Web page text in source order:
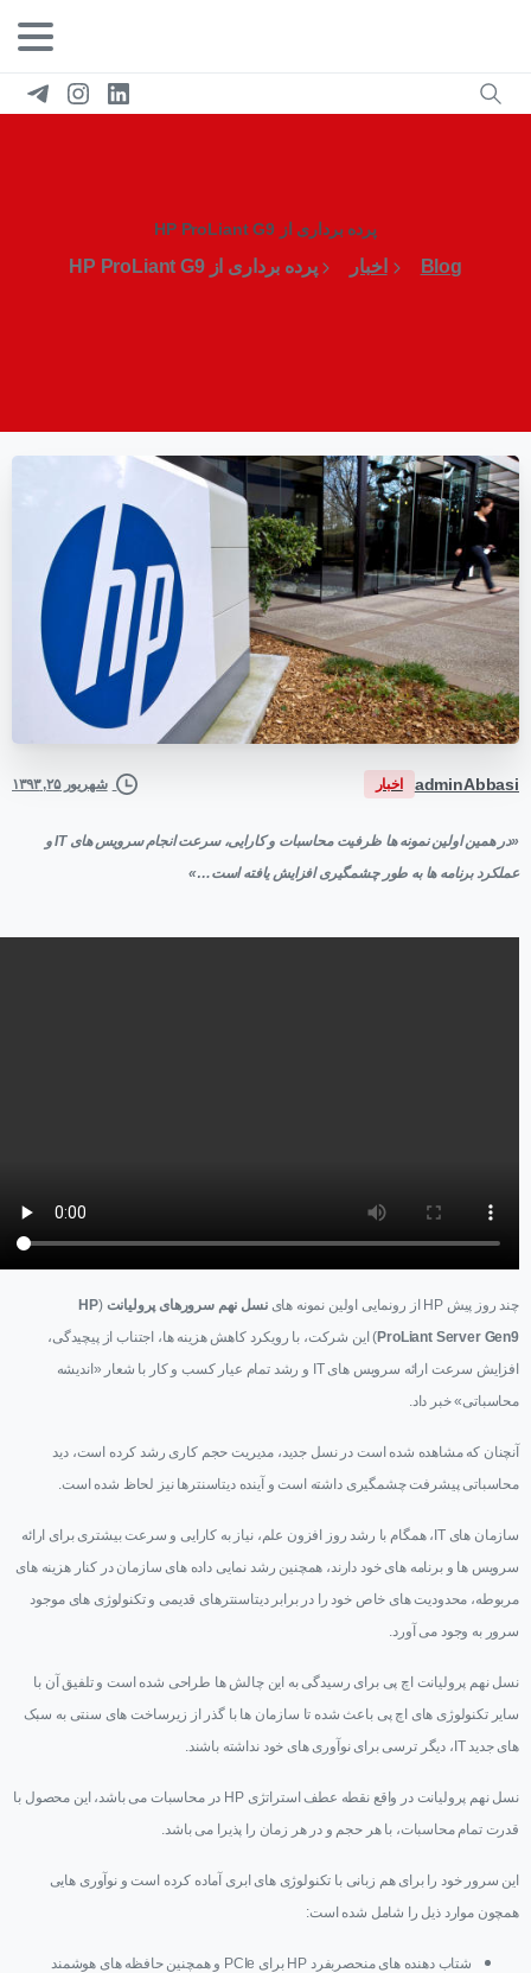
پرده برداری از HP ProLiant G9
Blog اخبار پرده برداری از HP ProLiant G9
adminAbbasi اخبار شهریور ۲۵, ۱۳۹۳
«در همین اولین نمونه ها ظرفیت محاسبات و کارایی، سرعت انجام سرویس های IT و
عملکرد برنامه ها به طور چشمگیری افزایش یافته است…»
چند روز پیش HP از رونمایی اولین نمونه های نسل نهم سرورهای پرولیانت (
HP
ProLiant Server Gen9) این شرکت، با رویکرد کاهش هزینه ها، اجتناب از پیچیدگی،
افزایش سرعت ارائه سرویس های IT و رشد تمام عیار کسب و کار با شعار «اندیشه
محاسباتی» خبر داد.
آنچنان که مشاهده شده است در نسل جدید، مدیریت حجم کاری رشد کرده است، دید
محاسباتی پیشرفت چشمگیری داشته است و آینده دیتاسنترها نیز لحاظ شده است.
سازمان های IT، همگام با رشد روز افزون علم، نیاز به کارایی و سرعت بیشتری برای ارائه
سرویس ها و برنامه های خود دارند، همچنین رشد نمایی داده های سازمان در کنار هزینه های
مربوطه، محدودیت های خاص خود را در برابر دیتاسنترهای قدیمی و تکنولوژی های موجود
سرور به وجود می آورد.
نسل نهم پرولیانت اچ پی برای رسیدگی به این چالش ها طراحی شده است و تلفیق آن با
سایر تکنولوژی های اچ پی باعث شده تا سازمان ها با گذر از زیرساخت های سنتی به سبک
های جدید IT، دیگر ترسی برای نوآوری های خود نداشته باشند.
نسل نهم پرولیانت در واقع نقطه عطف استراتژی HP در محاسبات می باشد، این محصول با
قدرت تمام محاسبات، با هر حجم و در هر زمان را پذیرا می باشد.
این سرور خود را برای هم زبانی با تکنولوژی های ابری آماده کرده است و نوآوری هایی
همچون موارد ذیل را شامل شده است:
شتاب دهنده های منحصربفرد HP برای PCIe و همچنین حافظه های هوشمند